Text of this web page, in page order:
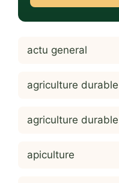
actu general
agriculture durable
agriculture durable
apiculture